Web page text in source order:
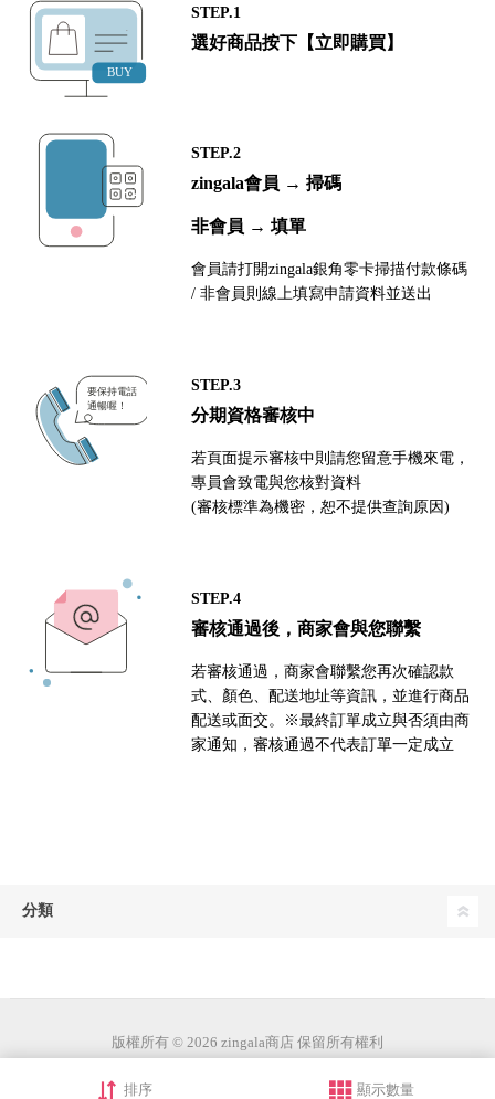
STEP.1
選好商品按下【立即購買】
STEP.2
zingala會員 → 掃碼
非會員 → 填單
會員請打開zingala銀角零卡掃描付款條碼
/ 非會員則線上填寫申請資料並送出
STEP.3
分期資格審核中
若頁面提示審核中則請您留意手機來電，
專員會致電與您核對資料
(審核標準為機密，恕不提供查詢原因)
STEP.4
審核通過後，商家會與您聯繫
若審核通過，商家會聯繫您再次確認款
式、顏色、配送地址等資訊，並進行商品
配送或面交。※最終訂單成立與否須由商
家通知，審核通過不代表訂單一定成立
分類
版權所有 © 2026 zingala商店 保留所有權利
排序 顯示數量